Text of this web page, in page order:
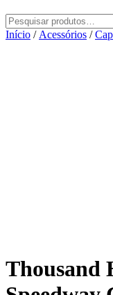
por:
Início / Acessórios /
Thousand